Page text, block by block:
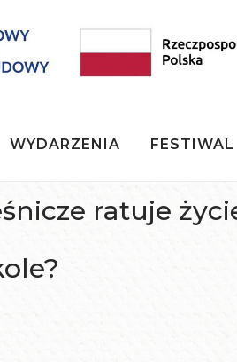
WYDARZENIA FESTIWAL
ratuje